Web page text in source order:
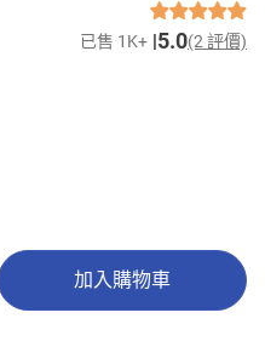
已售 1K+ 5.0(2 評價)
加入購物車